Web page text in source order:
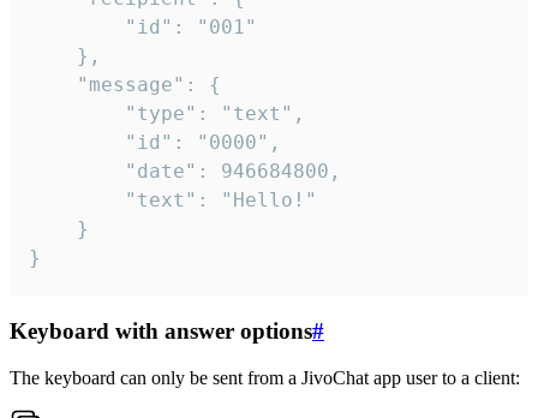
}
Keyboard with answer options#
The keyboard can only be sent from a JivoChat app user to a client: